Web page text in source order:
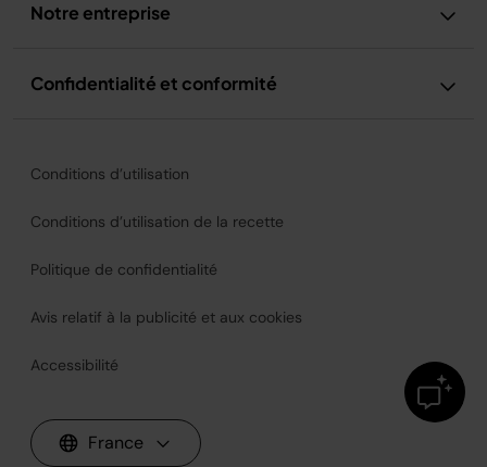
Notre entreprise
Confidentialité et conformité
Conditions d’utilisation
Conditions d’utilisation de la recette
Politique de confidentialité
Avis relatif à la publicité et aux cookies
Accessibilité
France